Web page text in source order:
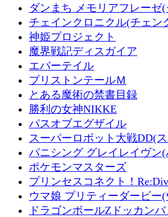
ダンまち メモリアフレーゼ
チェインクロニクル(チェン
神姫プロジェクト
魔界戦記ディスガイア
エバーテイル
プリストンテールＭ
とある魔術の禁書目録
勝利の女神NIKKE
パスオブエグザイル
スーパーロボット大戦DD(
パニシング グレイレイヴン
ポケモンマスターズ
プリンセスコネクト！
ウマ娘 プリティーダービー
ドラゴンボールZドッカン